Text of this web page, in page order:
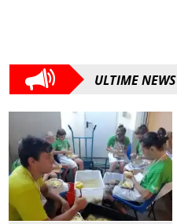
ULTIME NEWS